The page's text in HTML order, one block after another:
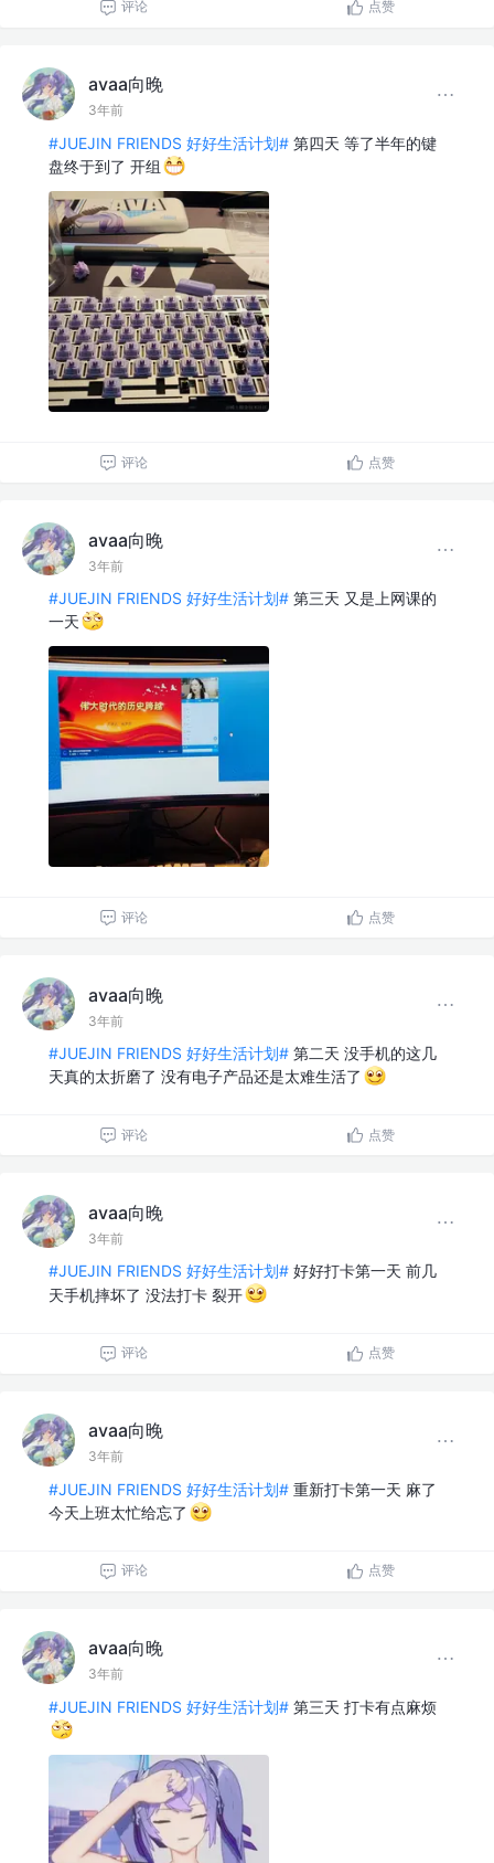
评论 点赞
avaa向晚
3年前
#JUEJIN FRIENDS 好好生活计划# 第四天 等了半年的键
盘终于到了 开组
评论 点赞
avaa向晚
3年前
#JUEJIN FRIENDS 好好生活计划# 第三天 又是上网课的
一天
评论 点赞
avaa向晚
3年前
#JUEJIN FRIENDS 好好生活计划# 第二天 没手机的这几
天真的太折磨了 没有电子产品还是太难生活了
评论 点赞
avaa向晚
3年前
#JUEJIN FRIENDS 好好生活计划# 好好打卡第一天 前几
天手机摔坏了 没法打卡 裂开
评论 点赞
avaa向晚
3年前
#JUEJIN FRIENDS 好好生活计划# 重新打卡第一天 麻了
今天上班太忙给忘了
评论 点赞
avaa向晚
3年前
#JUEJIN FRIENDS 好好生活计划# 第三天 打卡有点麻烦